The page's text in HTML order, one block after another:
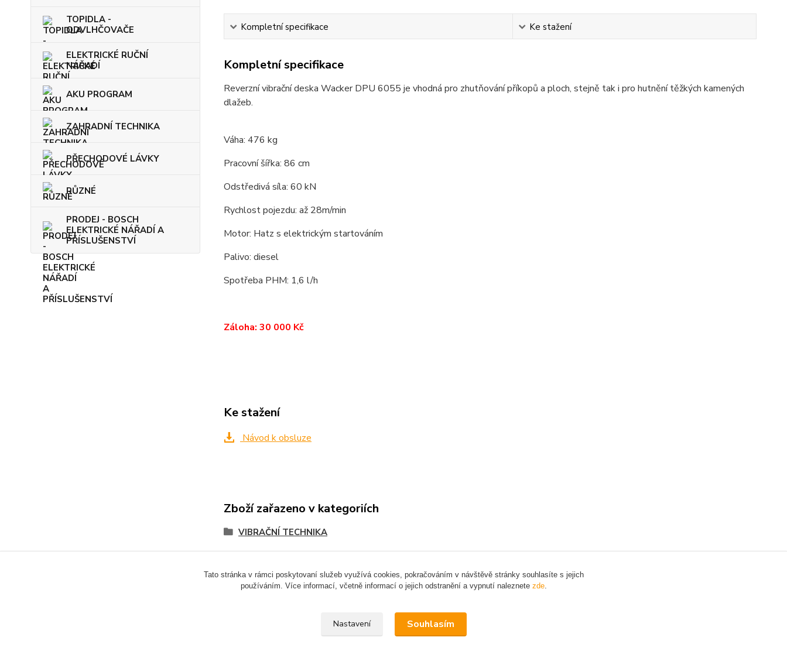
TOPIDLA -
ODVLHČOVAČE
ELEKTRICKÉ RUČNÍ
NÁŘADÍ
AKU PROGRAM
ZAHRADNÍ TECHNIKA
PŘECHODOVÉ LÁVKY
RŮZNÉ
PRODEJ - BOSCH
ELEKTRICKÉ NÁŘADÍ A
PŘÍSLUŠENSTVÍ
Kompletní specifikace Ke stažení
Kompletní specifikace
Reverzní vibrační deska Wacker DPU 6055 je vhodná pro zhutňování příkopů a ploch, stejně tak i pro hutnění těžkých kamených
dlažeb.
Váha: 476 kg
Pracovní šířka: 86 cm
Odstředivá síla: 60 kN
Rychlost pojezdu: až 28m/min
Motor: Hatz s elektrickým startováním
Palivo: diesel
Spotřeba PHM: 1,6 l/h
Záloha: 30 000 Kč
Ke stažení
Návod k obsluze
Zboží zařazeno v kategoriích
VIBRAČNÍ TECHNIKA
Tato stránka v rámci poskytovaní služeb využívá cookies, pokračováním v návštěvě stránky souhlasíte s jejich
používáním. Více informací, včetně informací o jejich odstranění a vypnutí naleznete zde.
Nastavení Souhlasím